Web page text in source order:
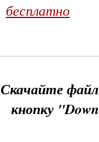
бесплатно
Скачайте
кнопку